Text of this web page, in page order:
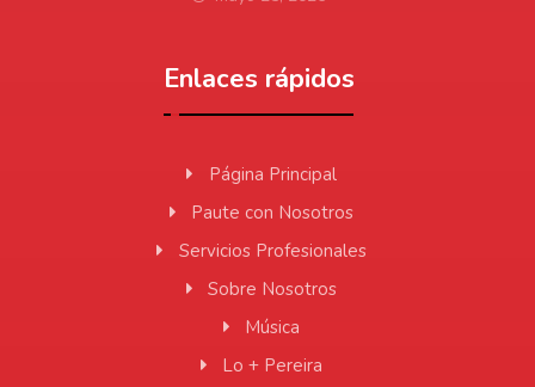
Enlaces rápidos
Página Principal
Paute con Nosotros
Servicios Profesionales
Sobre Nosotros
Música
Lo + Pereira